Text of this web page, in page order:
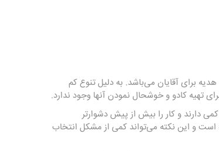
برای آقایان می‌باشد. به دلیل تنوع کم
تهیه کادو و خوشحال نمودن آنها وجود ندارد.
دارند و کار را بیش از پیش دشوارتر
است و این نکته می‌تواند کمی از مشکل انتخاب